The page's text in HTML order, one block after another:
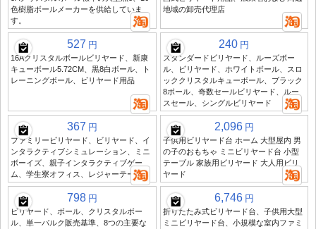
色樹脂ボールメーカーを供給していま
す。
地域の卸売代理店
527 円
16Aクリスタルボールビリヤード、新康
キューボール5.72CM、黒8白ボール、ト
レーニングボール、ビリヤード用品
240 円
スタンダードビリヤード、ルーズボー
ル、ビリヤード、ホワイトボール、スロ
ッククリスタルキューボール、ブラック
8ボール、奇数セールビリヤード、ルー
スセール、シングルビリヤード
367 円
ファミリービリヤード、ビリヤード、イ
ンタラクティブシミュレーション、ミニ
ボーイズ、親子インタラクティブゲー
ム、学生寮オフィス、レジャーテーブル
2,096 円
子供用ビリヤード台 ホーム 大型屋内 男
の子のおもちゃ ミニビリヤード台 小型
テーブル 家族用ビリヤード 大人用ビリ
ヤード
798 円
ビリヤード、ボール、クリスタルボー
ル、単一バルク販売基準、8つの主要な
6,746 円
折りたたみ式ビリヤード台、子供用大型
ミニビリヤード台、小規模な室内ファミ